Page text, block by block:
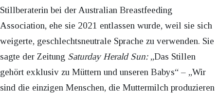
Stillberaterin bei der Australian Breastfeeding
Association, ehe sie 2021 entlassen wurde, weil sie sich
weigerte, geschlechtsneutrale Sprache zu verwenden. Sie
sagte der Zeitung Saturday Herald Sun:„Das Stillen
gehört exklusiv zu Müttern und unseren Babys“ – „Wir
sind die einzigen Menschen, die Muttermilch produzieren